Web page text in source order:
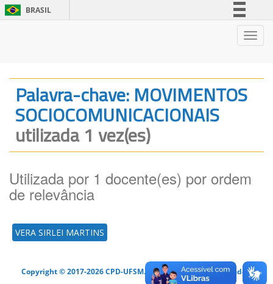
BRASIL
Legislação
Canais
Palavra-chave: MOVIMENTOS
SOCIOCOMUNICACIONAIS
utilizada 1 vez(es)
Utilizada por 1 docente(es) por ordem
de relevância
VERA SIRLEI MARTINS
Copyright © 2017-2026 CPD-UFSM. Todos os direitos reservados.